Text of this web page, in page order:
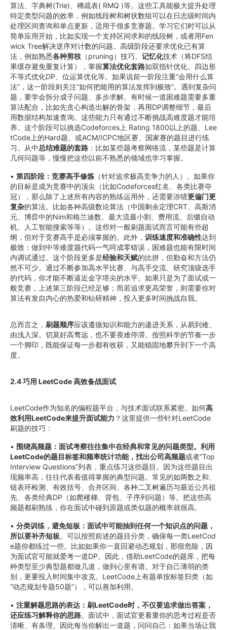
算法、字典树(Trie)、稀疏表( RMQ )等。这些工具能极大提升处理
特定类型问题的效率，例如线段树和树状数组可以在日志级时间内
处理区间查询和单点更新，适用于很多竞赛题。学习它们时可以从
简单应用开始，比如实现一个支持区间求和的线段树，或者用Fen
wick Tree解决逆序对计数的问题。高级阶段还要求优化已有算
法，例如熟悉各种剪枝 （pruning）技巧、 记忆化技术（将DFS结
果缓存避免重复计算），掌握算法优化套路如双指针优化、四边形
不等式优化DP、位运算优化等。如果说前一阶段注重“会用什么算
法”，这一阶段则关注“如何把能用的算法发挥到极致”。遇到复杂问
题，要学会拆分成子问题、多步求解。有时候一道困难题需要多重
算法配合，比如先贪心构造出解的骨架，再用DP调整细节，最后
用数据结构加速查询。这些能力只有通过不断挑战高难度题才能培
养。这个阶段可以挑选Codeforces上 Rating 1800以上的题、Lee
tCode上的Hard题、或ACM/ICPC地区赛、国家赛的题目进行练
习。从中总结难题的套路 ：比如某些题考察网络流，某些题是计算
几何问题等，慢慢把这些以前不熟悉的领域也学习掌握。
• 第四阶段：竞赛高手修炼 （针对追求极高竞争力的人）。如果你
的目标是成为竞赛中的顶尖（比如Codeforces红名、各类比赛夺
冠），那么除了上述所有内容的熟练运用外，还需要涉猎更偏门更
复杂的算法。比如各种高级数论算法（中国剩余定理CRT、高斯消
元、博弈中的Nim和格兰迪数、最大流最小割、费用流、后缀自动
机、人工智能搜索等等）。这些对一般刷题面试而言可能有些超
纲，但对于竞赛高手是必须掌握的。此外， 训练速度和准确性达到
极致：做到中等难度题代码一气呵成零错误，困难题也能有限时间
内调试通过。这个阶段更多是经验和天赋的比拼，但勤奋和方法仍
然不可少。通过不断参加高水平比赛、与高手交流、研究顶级选手
的代码，你才能不断逼近金字塔尖的水平。如果只是为了面试或一
般竞赛，上述第三阶段已经足够；而若追求更高荣誉，则需要你对
算法有发自内心的热爱和钻研精神，投入更多时间挑战自我。
总而言之， 刷题顺序应该遵循知识和能力的递进关系，从易到难、
由浅入深。切莫好高骛远，也不要畏难停滞。按照科学的节奏一步
一个脚印，既能保证每一步都有收获，又能稳固地攀升到下一个高
度。
2.4 巧用 LeetCode 高效备战面试
LeetCode作为知名的编程题平台，与技术面试联系紧密。如何高
效利用LeetCode来提升面试能力 ？这里提供一些针对LeetCode
刷题的技巧：
• 围绕高频题：面试考察往往集中在经典和常见的问题类型。利用
LeetCode的题目标签和频率统计功能，找出公司高频题或者“Top
Interview Questions”列表，重点练习这些题目。因为这些题目出
现频率高，往往代表着值得掌握的典型问题。常见的如两数之和、
链表环检测、有效括号、合并区间、各种二叉树遍历与最近公共祖
先、各类经典DP（如爬楼梯、背包、子序列问题）等。把这些高
频题都刷熟练，你在面试中碰到原题或类似题的概率就很高。
• 分类训练，避免短板：面试中可能抽到任何一个知识点的问题，
所以要补齐短板。可以按照前述的题目分类，确保每一类LeetCod
e题你都练过一些。比如如果你一直回避动态规划，那很危险，因
为面试官可能就爱考一道DP。因此，借助LeetCode的题库，把每
种类型至少典型题都做几道，做到心里有谱。对于自己薄弱的类
别，更要投入时间集中攻克。LeetCode上有题单按标签归类（如
“动态规划专题50题”），可以善加利用。
• 注重解题思路的表达：刷LeetCode时，不仅要追求做出答案，
还应练习解释你的思路。面试中，面试官更看重你的思考过程是否
清晰、有条理。因此每当你解出一道题，问问自己：如果当场让我